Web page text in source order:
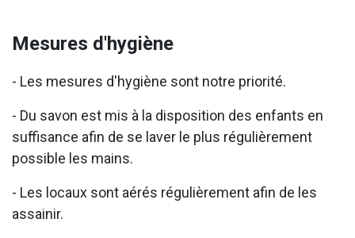
Mesures d'hygiène
- Les mesures d'hygiène sont notre priorité.
- Du savon est mis à la disposition des enfants en
suffisance afin de se laver le plus régulièrement
possible les mains.
- Les locaux sont aérés régulièrement afin de les
assainir.